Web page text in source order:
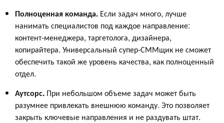
Полноценная команда. Если задач много, лучше
нанимать специалистов под каждое направление:
контент-менеджера, таргетолога, дизайнера,
копирайтера. Универсальный супер-СММщик не сможет
обеспечить такой же уровень качества, как полноценный
отдел.
Аутсорс. При небольшом объеме задач может быть
разумнее привлекать внешнюю команду. Это позволяет
закрыть ключевые направления и не раздувать штат.